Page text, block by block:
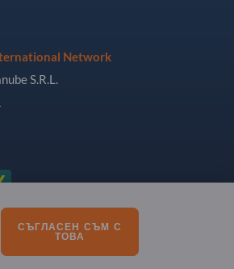
Network
S.R.L.
СЪГЛАСЕН СЪМ С
ТОВА